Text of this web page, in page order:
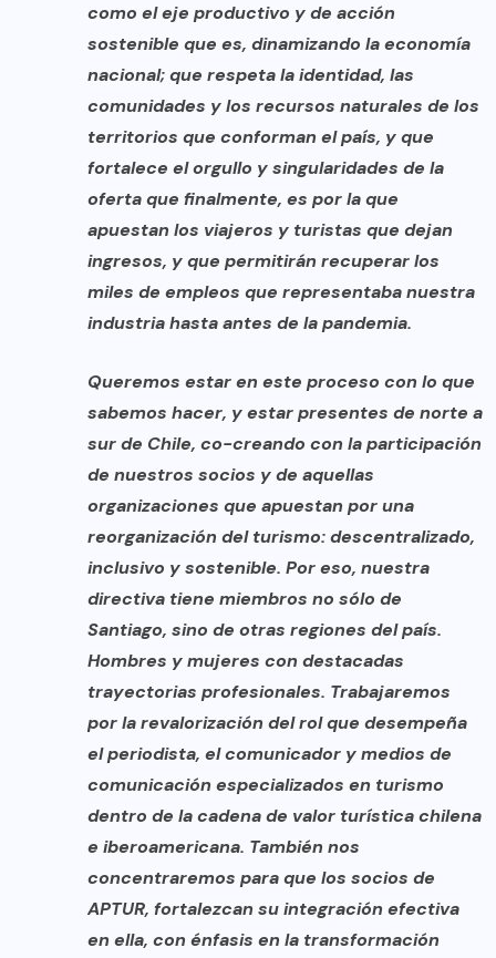
como el eje productivo y de acción
sostenible que es, dinamizando la economía
nacional; que respeta la identidad, las
comunidades y los recursos naturales de los
territorios que conforman el país, y que
fortalece el orgullo y singularidades de la
oferta que finalmente, es por la que
apuestan los viajeros y turistas que dejan
ingresos, y que permitirán recuperar los
miles de empleos que representaba nuestra
industria hasta antes de la pandemia.
Queremos estar en este proceso con lo que
sabemos hacer, y estar presentes de norte a
sur de Chile, co-creando con la participación
de nuestros socios y de aquellas
organizaciones que apuestan por una
reorganización del turismo: descentralizado,
inclusivo y sostenible. Por eso, nuestra
directiva tiene miembros no sólo de
Santiago, sino de otras regiones del país.
Hombres y mujeres con destacadas
trayectorias profesionales. Trabajaremos
por la revalorización del rol que desempeña
el periodista, el comunicador y medios de
comunicación especializados en turismo
dentro de la cadena de valor turística chilena
e iberoamericana. También nos
concentraremos para que los socios de
APTUR, fortalezcan su integración efectiva
en ella, con énfasis en la transformación